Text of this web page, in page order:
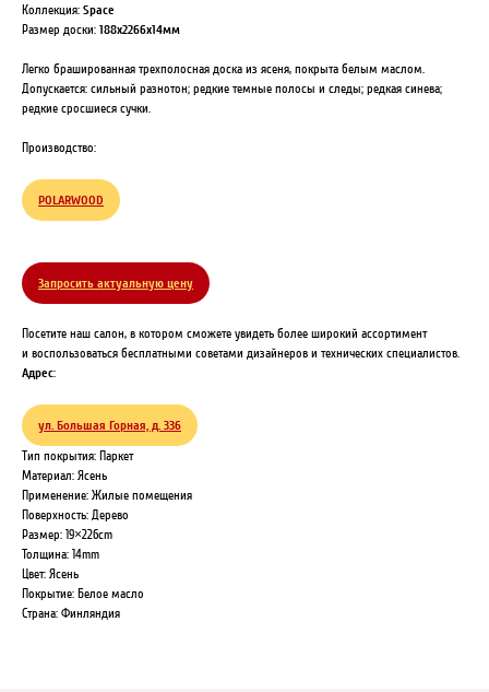
Коллекция: Space
Размер доски: 188х2266х14мм
Легко брашированная трехполосная доска из ясеня, покрыта белым маслом.
Допускается: сильный разнотон; редкие темные полосы и следы; редкая синева;
редкие сросшиеся сучки.
Производство:
POLARWOOD
Запросить актуальную цену
Посетите наш салон, в котором сможете увидеть более широкий ассортимент
и воспользоваться бесплатными советами дизайнеров и технических специалистов.
Адрес:
ул. Большая Горная, д. 336
Тип покрытия: Паркет
Материал: Ясень
Применение: Жилые помещения
Поверхность: Дерево
Размер: 19×226cm
Толщина: 14mm
Цвет: Ясень
Покрытие: Белое масло
Страна: Финляндия